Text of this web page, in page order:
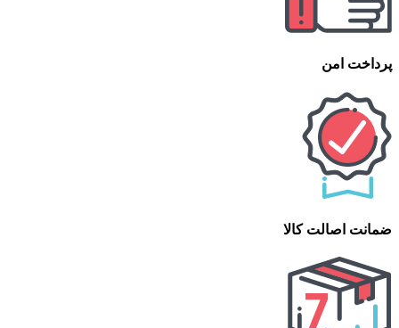
پرداخت امن
ضمانت اصالت کالا